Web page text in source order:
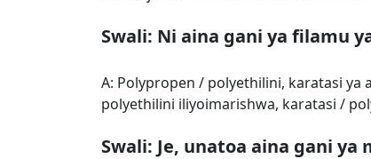
Swali: Ni aina gani ya filamu
A: Polypropen / polyethilini, karatasi
polyethilini iliyoimarishwa, karatasi /
Swali: Je, unatoa aina gani ya